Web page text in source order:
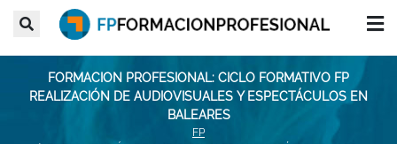
FORMACION PROFESIONAL: CICLO FORMATIVO FP
REALIZACIÓN DE AUDIOVISUALES Y ESPECTÁCULOS EN
BALEARES
FP